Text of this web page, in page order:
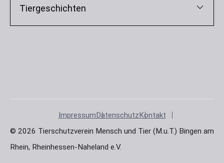
Tiergeschichten
© 2026 Tierschutzverein Mensch und Tier (M.u.T.) Bingen am
Rhein, Rheinhessen-Naheland e.V.
ImpressumDatenschutzKontakt